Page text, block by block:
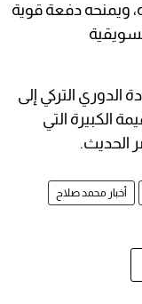
ويمنحه دفعة قوية
التركي إلى
الكبيرة التي
الحديث.
أخبار محمد صلاح